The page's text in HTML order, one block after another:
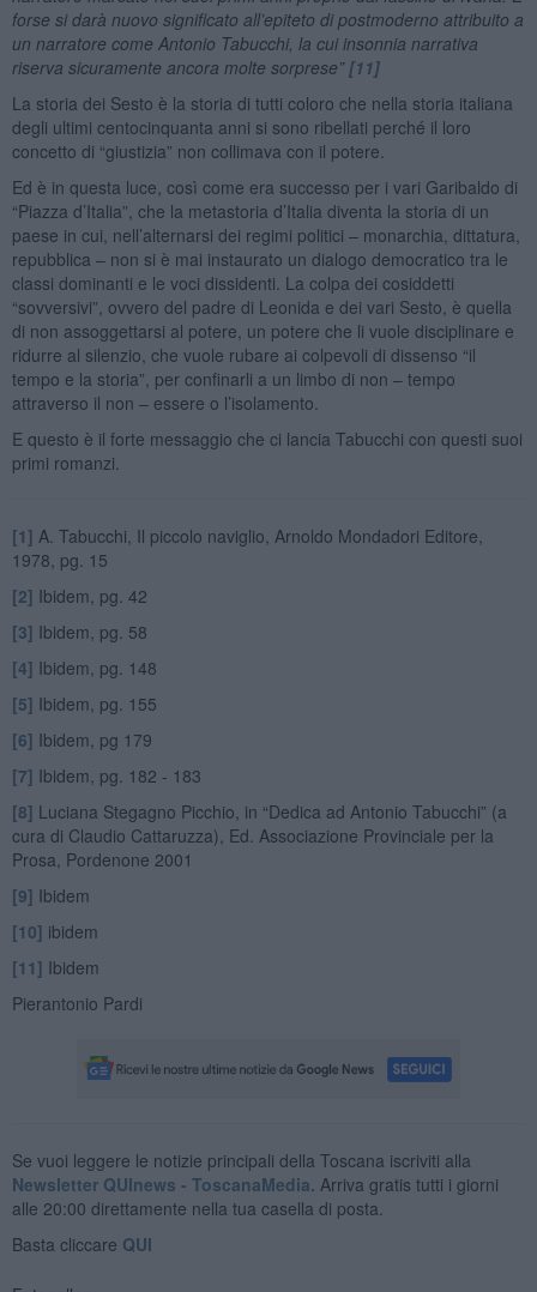
forse si darà nuovo significato all’epiteto di postmoderno attribuito a
un narratore come Antonio Tabucchi, la cui insonnia narrativa
riserva sicuramente ancora molte sorprese” [11]
La storia dei Sesto è la storia di tutti coloro che nella storia italiana
degli ultimi centocinquanta anni si sono ribellati perché il loro
concetto di “giustizia” non collimava con il potere.
Ed è in questa luce, così come era successo per i vari Garibaldo di
“Piazza d’Italia”, che la metastoria d’Italia diventa la storia di un
paese in cui, nell’alternarsi dei regimi politici – monarchia, dittatura,
repubblica – non si è mai instaurato un dialogo democratico tra le
classi dominanti e le voci dissidenti. La colpa dei cosiddetti
“sovversivi”, ovvero del padre di Leonida e dei vari Sesto, è quella
di non assoggettarsi al potere, un potere che li vuole disciplinare e
ridurre al silenzio, che vuole rubare ai colpevoli di dissenso “il
tempo e la storia”, per confinarli a un limbo di non – tempo
attraverso il non – essere o l’isolamento.
E questo è il forte messaggio che ci lancia Tabucchi con questi suoi
primi romanzi.
[1] A. Tabucchi, Il piccolo naviglio, Arnoldo Mondadori Editore,
1978, pg. 15
[2] Ibidem, pg. 42
[3] Ibidem, pg. 58
[4] Ibidem, pg. 148
[5] Ibidem, pg. 155
[6] Ibidem, pg 179
[7] Ibidem, pg. 182 - 183
[8] Luciana Stegagno Picchio, in “Dedica ad Antonio Tabucchi” (a
cura di Claudio Cattaruzza), Ed. Associazione Provinciale per la
Prosa, Pordenone 2001
[9] Ibidem
[10] ibidem
[11] Ibidem
Pierantonio Pardi
Se vuoi leggere le notizie principali della Toscana iscriviti alla
Newsletter QUInews - ToscanaMedia. Arriva gratis tutti i giorni
alle 20:00 direttamente nella tua casella di posta.
Basta cliccare QUI